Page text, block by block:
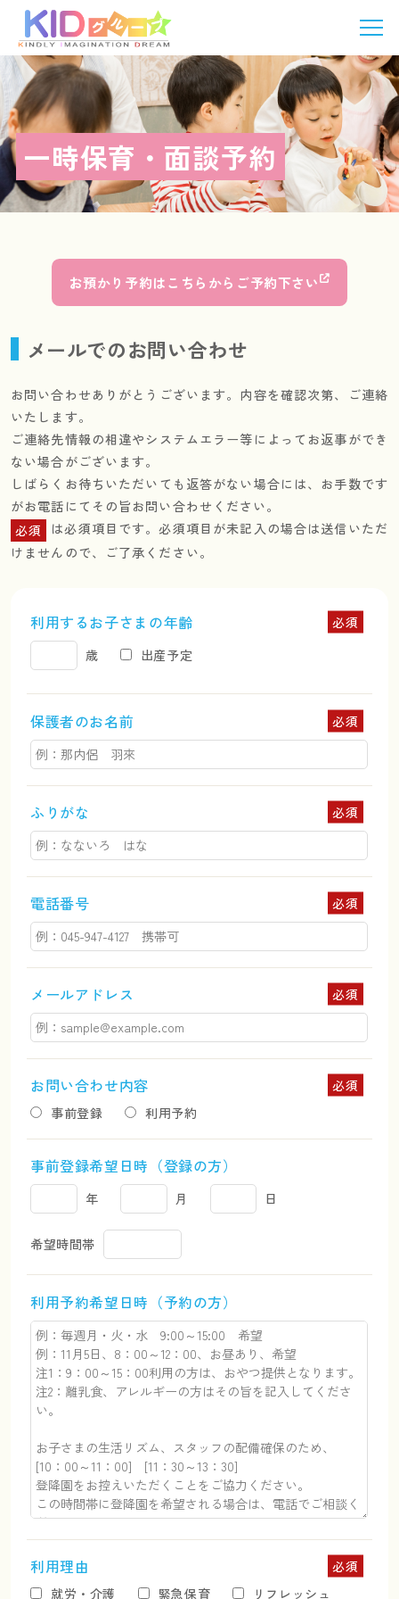
一時保育・面談予約
お預かり予約はこちらからご予約下さい
メールでのお問い合わせ
お問い合わせありがとうございます。 内容を確認次第、ご連絡
いたします。
ご連絡先情報の相違やシステムエラー等によって お返事ができ
ない場合がございます。
しばらくお待ちいただいても返答がない場合には、 お手数です
がお電話にてその旨お問い合わせください。
必須
は必須項目です。必須項目が未記入の場合は送信いただ
けませんので、ご了承ください。
利用するお子さまの年齢
必須
歳
出産予定
保護者のお名前 必須
ふりがな 必須
電話番号 必須
メールアドレス 必須
お問い合わせ内容
必須
事前登録
利用予約
事前登録希望日時（登録の方）
年 月 日
希望時間帯
利用予約希望日時（予約の方）
利用理由
必須
就労・介護
緊急保育 リフレッシュ